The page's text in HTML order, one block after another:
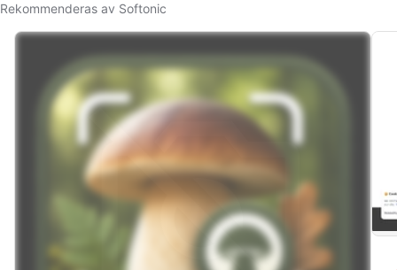
Rekommenderas av Softonic